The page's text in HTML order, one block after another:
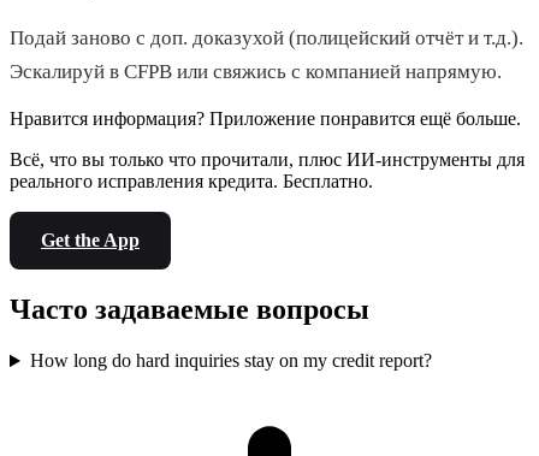
Подай заново с доп. доказухой (полицейский отчёт и т.д.).
Эскалируй в CFPB или свяжись с компанией напрямую.
Нравится информация? Приложение понравится ещё больше.
Всё, что вы только что прочитали, плюс ИИ-инструменты для
реального исправления кредита. Бесплатно.
Get the App
Часто задаваемые вопросы
How long do hard inquiries stay on my credit report?